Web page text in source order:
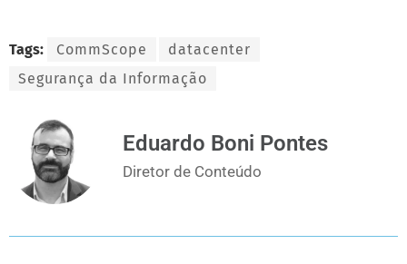
Tags: CommScope
datacenter
Segurança da Informação
Eduardo Boni Pontes
Diretor de Conteúdo